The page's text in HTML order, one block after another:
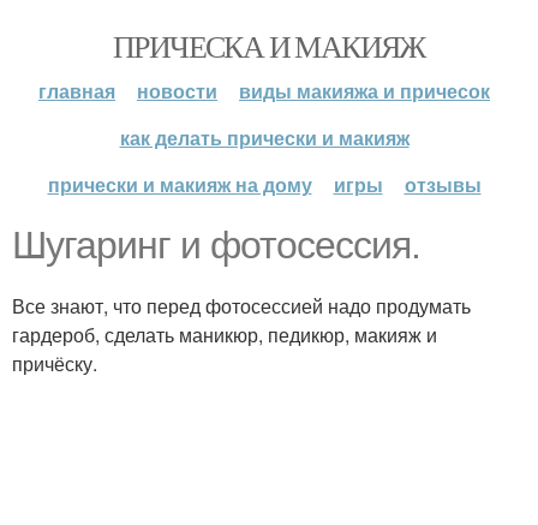
ПРИЧЕСКА И МАКИЯЖ
главная новости
виды макияжа и причесок
как делать прически и макияж
прически и макияж на дому
игры отзывы
Шугаринг и фотосессия.
Все знают, что перед фотосессией надо продумать
гардероб, сделать маникюр, педикюр, макияж и
причёску.